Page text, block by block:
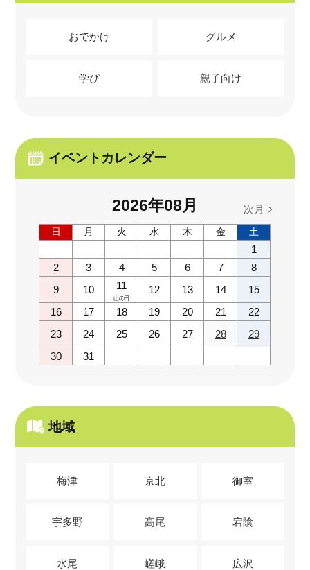
おでかけ グルメ
学び 親子向け
イベントカレンダー
2026年08月 次月
日 月 火 水 木 金 土
1
2
3 4 5 6 7
8
9
10 11
山の日
12 13 14
15
16
17 18 19 20 21
22
23
24 25 26 27 28
29
30
31
地域
梅津 京北 御室
宇多野 高尾 宕陰
水尾 嵯峨 広沢